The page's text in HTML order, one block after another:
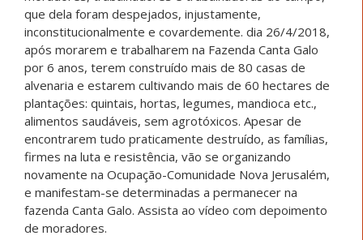
que dela foram despejados, injustamente,
inconstitucionalmente e covardemente. dia 26/4/2018,
após morarem e trabalharem na Fazenda Canta Galo
por 6 anos, terem construído mais de 80 casas de
alvenaria e estarem cultivando mais de 60 hectares de
plantações: quintais, hortas, legumes, mandioca etc.,
alimentos saudáveis, sem agrotóxicos. Apesar de
encontrarem tudo praticamente destruído, as famílias,
firmes na luta e resistência, vão se organizando
novamente na Ocupação-Comunidade Nova Jerusalém,
e manifestam-se determinadas a permanecer na
fazenda Canta Galo. Assista ao vídeo com depoimento
de moradores.